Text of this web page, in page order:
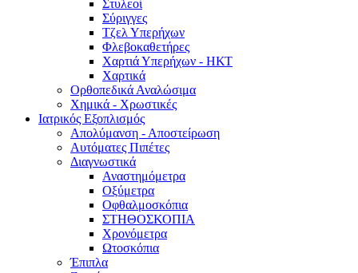
Στυλεοί
Σύριγγες
Τζελ Υπερήχων
Φλεβοκαθετήρες
Χαρτιά Υπερήχων - ΗΚΤ
Χαρτικά
Ορθοπεδικά Αναλώσιμα
Χημικά - Χρωστικές
Ιατρικός Εξοπλισμός
Απολύμανση - Αποστείρωση
Αυτόματες Πιπέτες
Διαγνωστικά
Αναστημόμετρα
Οξύμετρα
Οφθαλμοσκόπια
ΣΤΗΘΟΣΚΟΠΙΑ
Χρονόμετρα
Ωτοσκόπια
Έπιπλα